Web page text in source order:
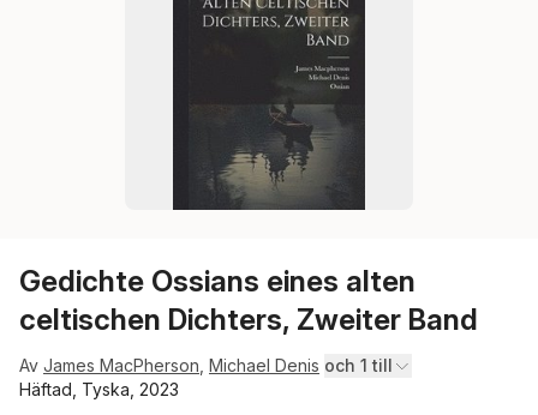
Gedichte Ossians eines alten
celtischen Dichters, Zweiter Band
Av James MacPherson Michael Denis och 1 till
Häftad, Tyska, 2023